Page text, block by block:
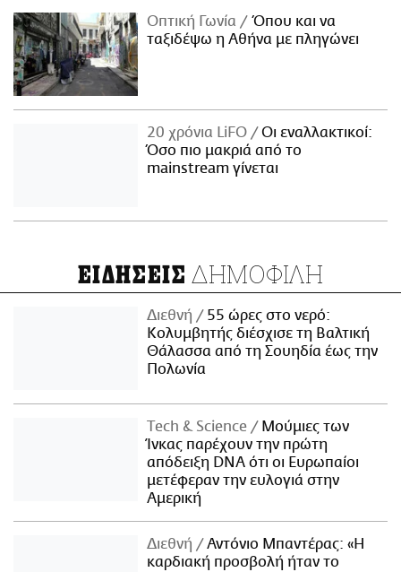
Οπτική Γωνία
Όπου και να
ταξιδέψω η Αθήνα με πληγώνει
20 χρόνια LiFO
Οι εναλλακτικοί:
Όσο πιο μακριά από το
mainstream γίνεται
ΕΙΔΗΣΕΙΣ ΔΗΜΟΦΙΛΗ
Διεθνή
55 ώρες στο νερό:
Κολυμβητής διέσχισε τη Βαλτική
Θάλασσα από τη Σουηδία έως την
Πολωνία
Τech & Science
Μούμιες των
Ίνκας παρέχουν την πρώτη
απόδειξη DNA ότι οι Ευρωπαίοι
μετέφεραν την ευλογιά στην
Αμερική
Διεθνή
Αντόνιο Μπαντέρας: «Η
καρδιακή προσβολή ήταν το